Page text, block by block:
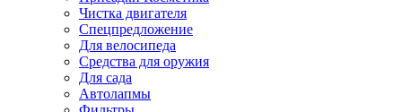
Чистка двигателя
Спецпредложение
Для велосипеда
Средства для оружия
Для сада
Автолапмы